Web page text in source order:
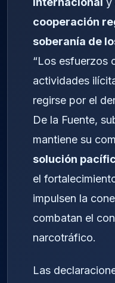
cooperación
soberanía de
“Los esfuerzos
actividades
regirse por el
De la Fuente,
mantiene su
solución
el
impulsen la
combatan el
narcotráfico.
Las